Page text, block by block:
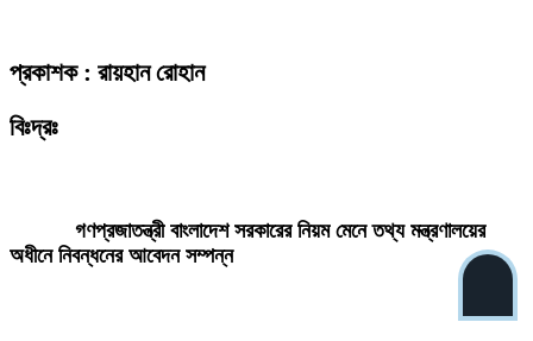
প্রকাশক : রায়হান রোহান
বিঃদ্রঃ
গণপ্রজাতন্ত্রী বাংলাদেশ সরকারের নিয়ম মেনে তথ্য মন্ত্রণালয়ের
অধীনে নিবন্ধনের আবেদন সম্পন্ন